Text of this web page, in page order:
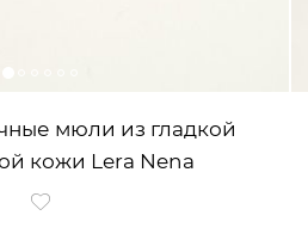
мюли из гладкой
кожи Lera Nena